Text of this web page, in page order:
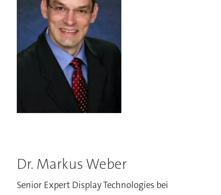
Dr. Markus Weber
Senior Expert Display Technologies bei